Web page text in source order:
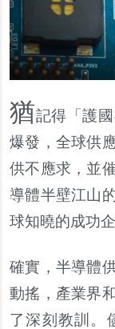
猶記得「護
爆發，全球供
供不應求，並
導體半壁江山
球知曉的成功企
確實，半導體
動搖，產業界
了深刻教訓。